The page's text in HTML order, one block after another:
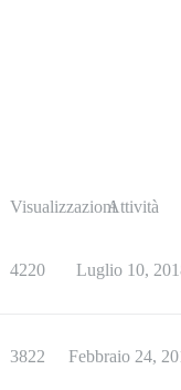
VisualizzazioniAttività
4220 Luglio 10,
3822 Febbraio 24,